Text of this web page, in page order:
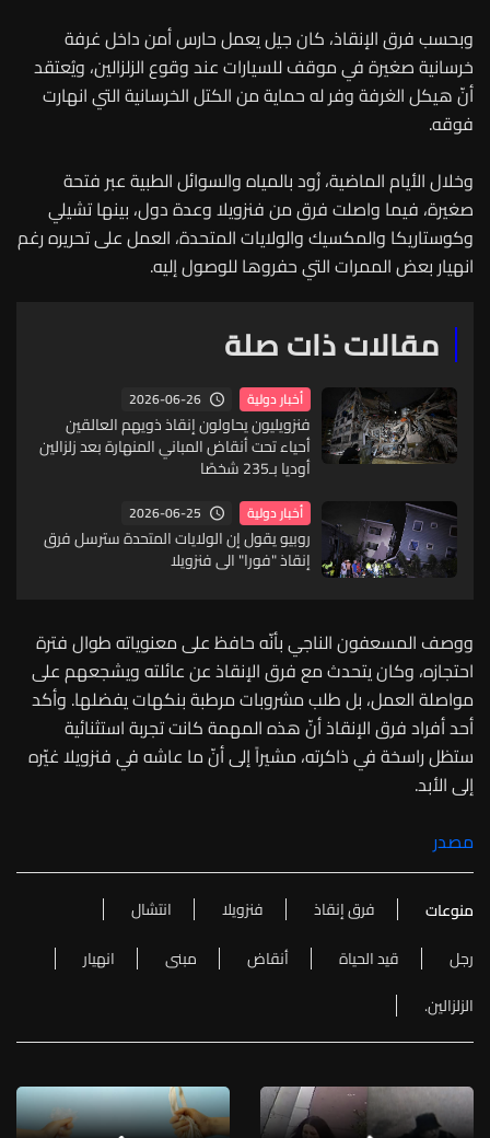
وبحسب فرق الإنقاذ، كان جيل يعمل حارس أمن داخل غرفة
خرسانية صغيرة في موقف للسيارات عند وقوع الزلزالين، ويُعتقد
أنّ هيكل الغرفة وفر له حماية من الكتل الخرسانية التي انهارت
فوقه.
وخلال الأيام الماضية، زُود بالمياه والسوائل الطبية عبر فتحة
صغيرة، فيما واصلت فرق من فنزويلا وعدة دول، بينها تشيلي
وكوستاريكا والمكسيك والولايات المتحدة، العمل على تحريره رغم
انهيار بعض الممرات التي حفروها للوصول إليه.
مقالات ذات صلة
أخبار دولية 2026-06-26
فنزويليون يحاولون إنقاذ ذويهم العالقين
أحياء تحت أنقاض المباني المنهارة بعد زلزالين
أوديا بـ235 شخصًا
أخبار دولية 2026-06-25
روبيو يقول إن الولايات المتحدة سترسل فرق
إنقاذ "فورا" الى فنزويلا
ووصف المسعفون الناجي بأنّه حافظ على معنوياته طوال فترة
احتجازه، وكان يتحدث مع فرق الإنقاذ عن عائلته ويشجعهم على
مواصلة العمل، بل طلب مشروبات مرطبة بنكهات يفضلها. وأكد
أحد أفراد فرق الإنقاذ أنّ هذه المهمة كانت تجربة استثنائية
ستظل راسخة في ذاكرته، مشيراً إلى أنّ ما عاشه في فنزويلا غيّره
إلى الأبد.
مصدر
منوعات فرق إنقاذ فنزويلا
انتشال
رجل
قيد الحياة أنقاض مبنى
انهيار
الزلزالين.